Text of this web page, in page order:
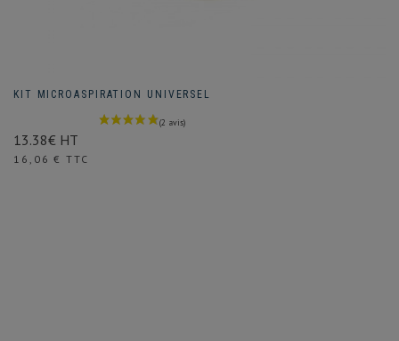
KIT MICROASPIRATION UNIVERSEL
13.38€ HT
Prix
16,06 € TTC